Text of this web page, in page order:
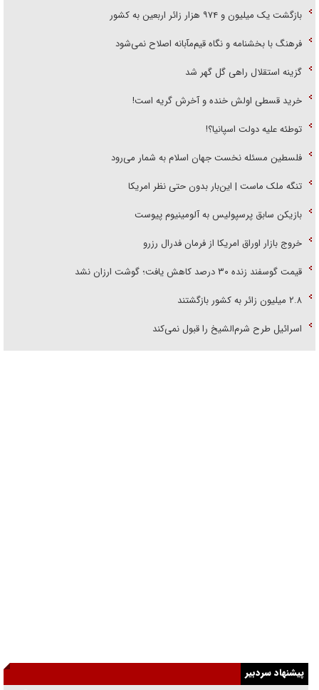
بازگشت یک میلیون و ۹۷۴ هزار زائر اربعین به کشور
فرهنگ با بخشنامه و نگاه قیم‌مآبانه اصلاح نمی‌شود
گزینه استقلال راهی گل گهر شد
خرید قسطی اولش خنده و آخرش گریه است!
توطئه علیه دولت اسپانیا؟!
فلسطین مسئله نخست جهان اسلام به شمار می‌رود
تنگه ملک ماست | این‌بار بدون حتی نظر امریکا
بازیکن سابق پرسپولیس به آلومینیوم پیوست
خروج بازار اوراق امریکا از فرمان فدرال رزرو
قیمت گوسفند زنده ۳۰ درصد کاهش یافت؛ گوشت ارزان نشد
۲.۸ میلیون زائر به کشور بازگشتند
اسرائیل طرح شرم‌الشیخ را قبول نمی‌کند
پیشنهاد سردبیر